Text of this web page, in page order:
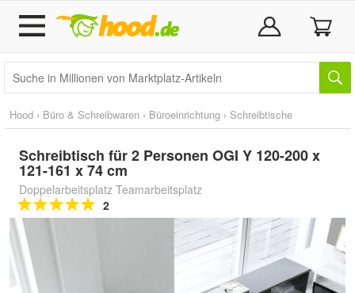
Hood › Büro & Schreibwaren › Büroeinrichtung › Schreibtische
Schreibtisch für 2 Personen OGI Y 120-200 x
121-161 x 74 cm
Doppelarbeitsplatz Teamarbeitsplatz
2